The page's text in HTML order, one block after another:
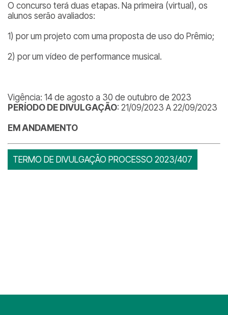
O concurso terá duas etapas. Na primeira (virtual), os
alunos serão avaliados:
1) por um projeto com uma proposta de uso do Prêmio;
2) por um vídeo de performance musical.
Vigência: 14 de agosto a 30 de outubro de 2023
PERÍODO DE DIVULGAÇÃO: 21/09/2023 A 22/09/2023
EM ANDAMENTO
TERMO DE DIVULGAÇÃO PROCESSO 2023/407